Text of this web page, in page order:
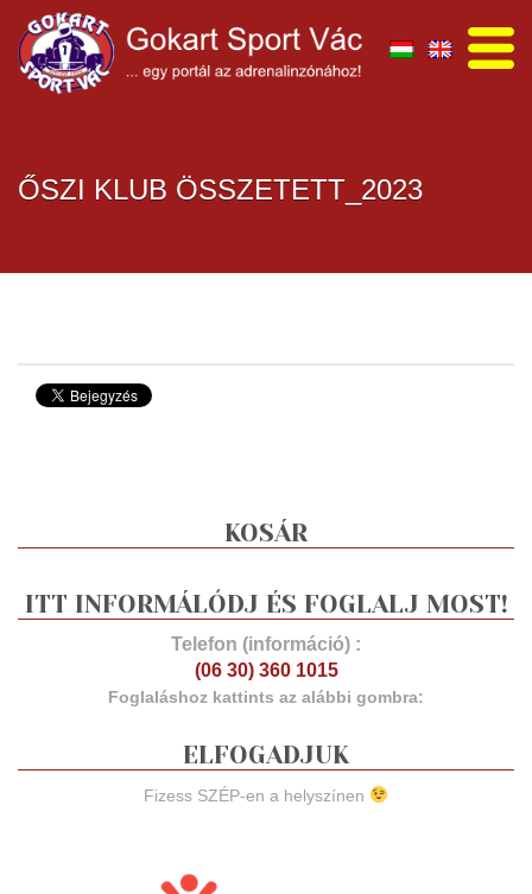
ŐSZI KLUB ÖSSZETETT_2023
KOSÁR
ITT INFORMÁLÓDJ ÉS FOGLALJ MOST!
Telefon (információ) :
(06 30) 360 1015
Foglaláshoz kattints az alábbi gombra:
ELFOGADJUK
Fizess SZÉP-en a helyszínen